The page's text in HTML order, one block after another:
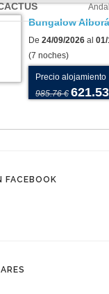
Bungalow
De 24/09/2026 al
(7 noches)
Precio alojamiento
985.76 €
FACEBOOK